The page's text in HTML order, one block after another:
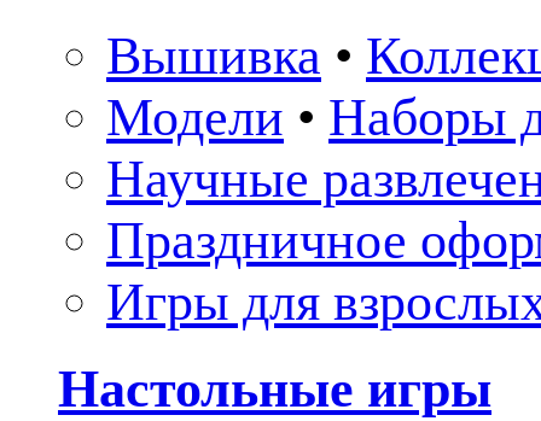
Вышивка •
Модели • Наборы
Научные
Праздничное
Игры для
Настольные игры